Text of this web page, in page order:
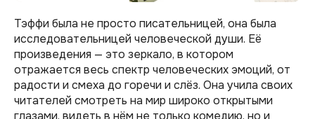
Тэффи была не просто писательницей, она была
исследовательницей человеческой души. Её
произведения — это зеркало, в котором
отражается весь спектр человеческих эмоций, от
радости и смеха до горечи и слёз. Она учила своих
читателей смотреть на мир широко открытыми
глазами, видеть в нём не только комедию, но и